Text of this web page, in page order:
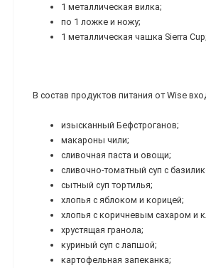
1 металлическая вилка;
по 1 ложке и ножу;
1 металлическая чашка Sierra Cup;
В состав продуктов питания от Wise
изысканный Бефстроганов;
макароны чили;
сливочная паста и овощи;
сливочно-томатный суп с
сытный суп тортилья;
хлопья с яблоком и корицей;
хлопья с коричневым сахаром и
хрустящая гранола;
куриный суп с лапшой;
картофельная запеканка;